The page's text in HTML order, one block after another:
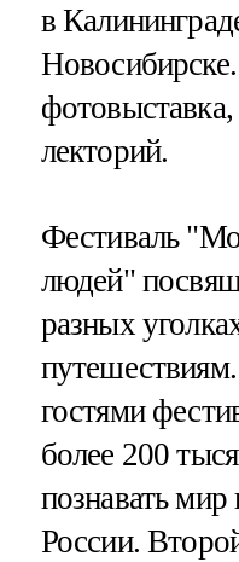
в
лекторий.
Фестиваль
людей"
разных
гостями
более 200
познавать
России.